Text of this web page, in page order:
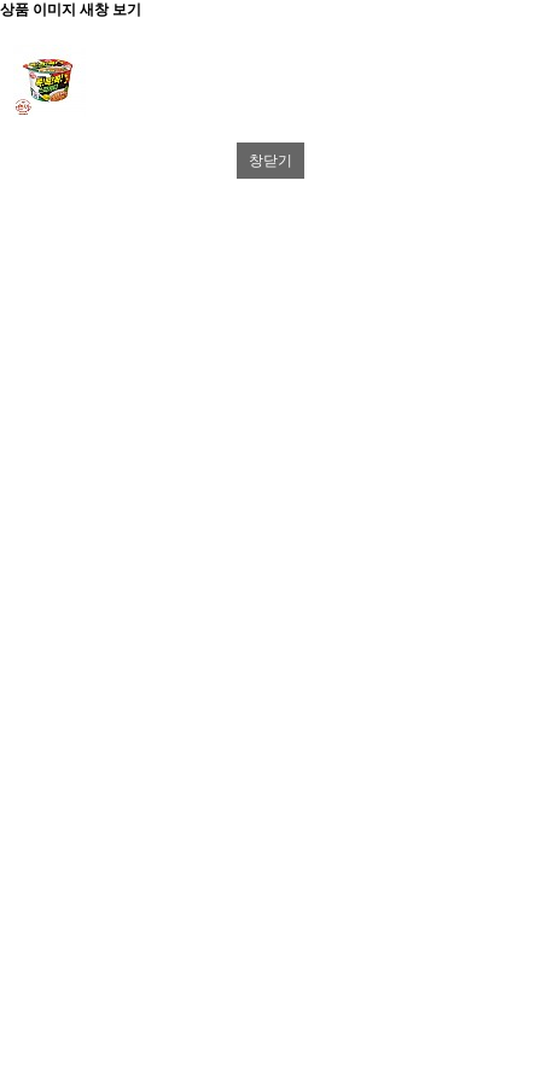
상품 이미지 새창 보기
창닫기